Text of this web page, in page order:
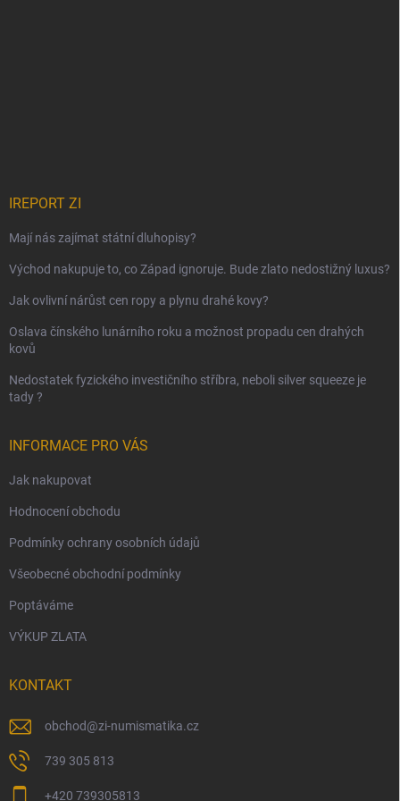
IREPORT ZI
Mají nás zajímat státní dluhopisy?
Východ nakupuje to, co Západ ignoruje. Bude zlato nedostižný luxus?
Jak ovlivní nárůst cen ropy a plynu drahé kovy?
Oslava čínského lunárního roku a možnost propadu cen drahých
kovů
Nedostatek fyzického investičního stříbra, neboli silver squeeze je
tady ?
INFORMACE PRO VÁS
Jak nakupovat
Hodnocení obchodu
Podmínky ochrany osobních údajů
Všeobecné obchodní podmínky
Poptáváme
VÝKUP ZLATA
KONTAKT
obchod@zi-numismatika.cz
739 305 813
+420 739305813